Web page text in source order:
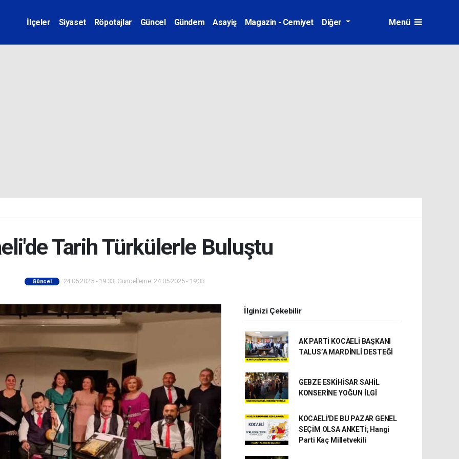
İlçeler Siyaset Röpotajlar Güncel Gündem Asayiş Magazin - Cemiyet Diğer Menü
Tarih Türkülerle Buluştu
Güncel 24.05.2025 - 19:33, Güncelleme: 24.05.2025 - 19:33
İlginizi Çekebilir
AK PARTİ KOCAELİ BAŞKANI
TALUS’A MARDİNLİ DESTEĞİ
GEBZE ESKİHİSAR SAHİL
KONSERİNE YOĞUN İLGİ
KOCAELİ'DE BU PAZAR GENEL
SEÇİM OLSA ANKETİ; Hangi
Parti Kaç Milletvekili